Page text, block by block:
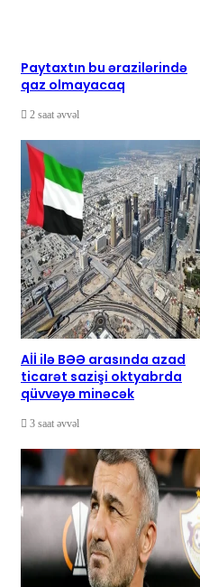
Paytaxtın bu ərazilərində
qaz olmayacaq
2 saat əvvəl
Aİİ ilə BƏƏ arasında azad
ticarət sazişi oktyabrda
qüvvəyə minəcək
3 saat əvvəl